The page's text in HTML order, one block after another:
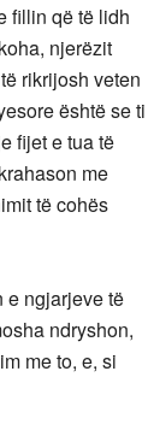
fillin që të lidh
njerëzit
rikrijosh veten
është se ti
fijet e tua të
me
të cohës
e ngjarjeve të
ndryshon,
me to, e, si